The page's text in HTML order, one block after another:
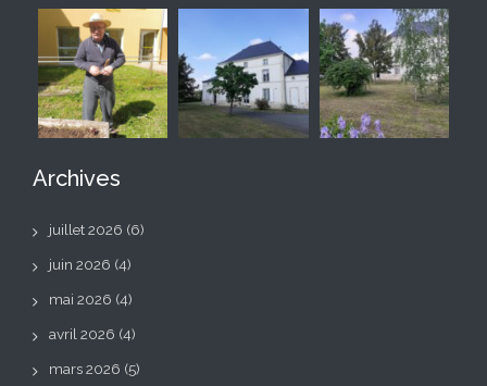
Archives
juillet 2026 (6)
juin 2026 (4)
mai 2026 (4)
avril 2026 (4)
mars 2026 (5)